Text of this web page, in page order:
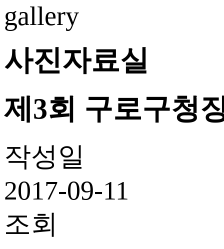
gallery
사진자료실
제3회 구로구청
작성일
2017-09-11
조회